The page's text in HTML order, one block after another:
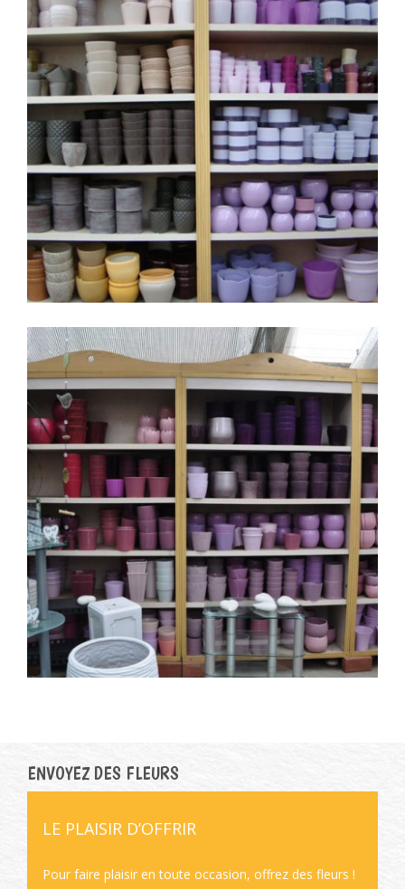
ENVOYEZ DES FLEURS
LE PLAISIR D’OFFRIR
Pour faire plaisir en toute occasion, offrez des fleurs !